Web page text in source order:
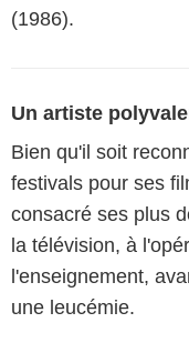
(1986).
Un artiste
Bien qu'il soit
festivals pour ses
consacré ses plus
la télévision, à
l'enseignement,
une leucémie.